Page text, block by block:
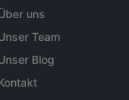
uns
Team
Blog